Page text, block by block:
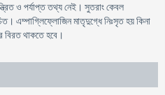
ও পর্যাপ্ত তথ্য নেই। সুতরাং কেবল
এম্পাগ্লিফ্লোজিন মাতৃদুগ্ধে নিঃসৃত হয় কিনা
বিরত থাকতে হবে।